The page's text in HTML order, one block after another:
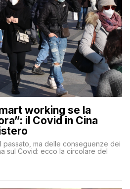
working se la
il Covid in Cina
passato, ma delle conseguenze dei
sul Covid: ecco la circolare del